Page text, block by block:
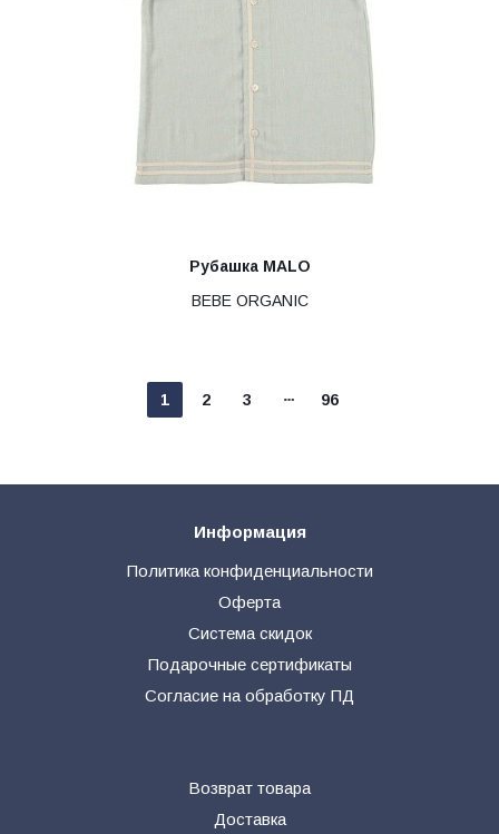
Рубашка MALO
BEBE ORGANIC
1 2 3 96
Информация
Политика конфиденциальности
Оферта
Система скидок
Подарочные сертификаты
Согласие на обработку ПД
Возврат товара
Доставка